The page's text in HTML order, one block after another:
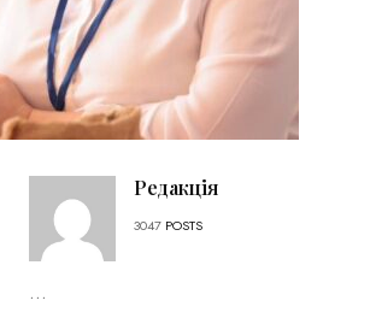
Редакція
3047 POSTS
...